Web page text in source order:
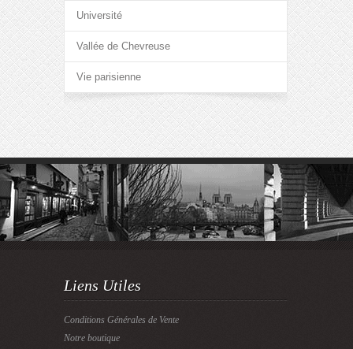
Université
Vallée de Chevreuse
Vie parisienne
Liens Utiles
Conditions Générales de Vente
Notre boutique